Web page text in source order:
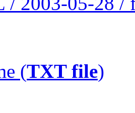
(TXT file)